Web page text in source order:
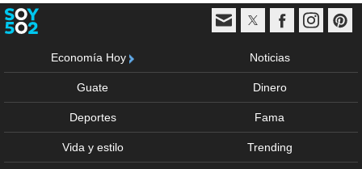
Economía Hoy Noticias
Guate Dinero
Deportes Fama
Vida y estilo Trending